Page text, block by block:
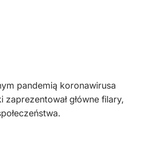
pandemią koronawirusa
główne filary,